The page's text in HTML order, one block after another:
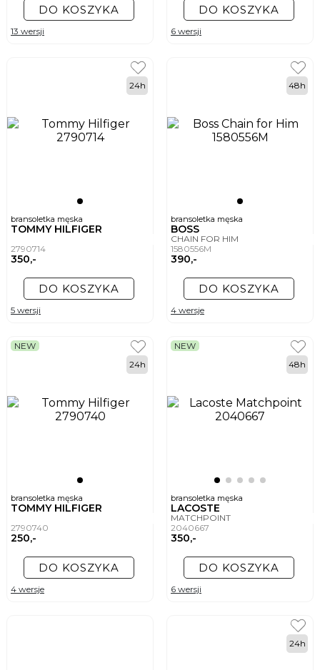
DO KOSZYKA
13 wersji
DO KOSZYKA
6 wersji
bransoletka męska
TOMMY HILFIGER
2790714
350,-
24h
DO KOSZYKA
5 wersji
bransoletka męska
BOSS
CHAIN FOR HIM
1580556M
390,-
48h
DO KOSZYKA
4 wersje
bransoletka męska
TOMMY HILFIGER
2790740
250,-
NEW
24h
DO KOSZYKA
4 wersje
bransoletka męska
LACOSTE
MATCHPOINT
2040667
350,-
NEW
48h
DO KOSZYKA
6 wersji
24h